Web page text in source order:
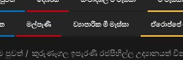
මල්පැණි ව්‍යාපාරික මී මැස්සා ඒරොප්පේ
පුවත් කුරුණෑගල ඉපැරණි රජපිහිල්ල උද්‍යානයත්